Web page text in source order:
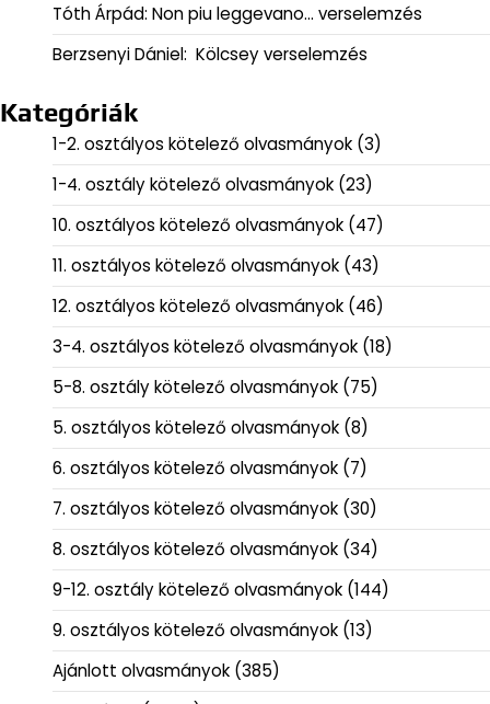
Tóth Árpád: Non piu leggevano… verselemzés
Berzsenyi Dániel: Kölcsey verselemzés
Kategóriák
1-2. osztályos kötelező olvasmányok (3)
1-4. osztály kötelező olvasmányok (23)
10. osztályos kötelező olvasmányok (47)
11. osztályos kötelező olvasmányok (43)
12. osztályos kötelező olvasmányok (46)
3-4. osztályos kötelező olvasmányok (18)
5-8. osztály kötelező olvasmányok (75)
5. osztályos kötelező olvasmányok (8)
6. osztályos kötelező olvasmányok (7)
7. osztályos kötelező olvasmányok (30)
8. osztályos kötelező olvasmányok (34)
9-12. osztály kötelező olvasmányok (144)
9. osztályos kötelező olvasmányok (13)
Ajánlott olvasmányok (385)